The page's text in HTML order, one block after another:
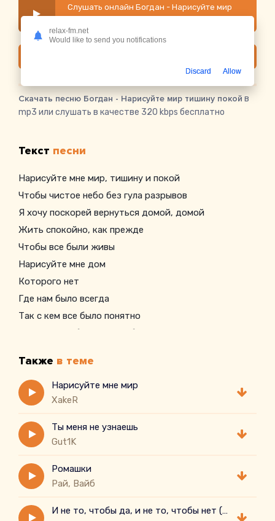
Слушать онлайн Богдан - Нарисуйте мир
Скачать песню Богдан - Нарисуйте мир тишину покой в
mp3 или слушать в качестве 320 kbps бесплатно
Текст песни
Нарисуйте мне мир, тишину и покой
Чтобы чистое небо без гула разрывов
Я хочу поскорей вернуться домой, домой
Жить спокойно, как прежде
Чтобы все были живы
Нарисуйте мне дом
Которого нет
Где нам было всегда
Так с кем все было понятно
Подвернуть бы всё это обратно
Также в теме
Нарисуйте мне мир
XakeR
Ты меня не узнаешь
Gut1K
Ромашки
Рай, Вайб
И не то, чтобы да, и не то, чтобы нет ( cover)
relax-fm.net
Would like to send you notifications
Discard Allow